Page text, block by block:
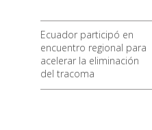
Ecuador participó en
encuentro regional para
acelerar la eliminación
del tracoma